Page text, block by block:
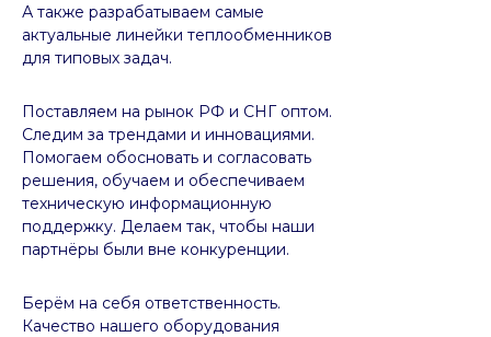
А также разрабатываем самые
актуальные линейки теплообменников
для типовых задач.
Берём на себя ответственность.
Качество нашего оборудования
Поставляем на рынок РФ и СНГ оптом.
Следим за трендами и инновациями.
Помогаем обосновать и согласовать
решения, обучаем и обеспечиваем
техническую информационную
поддержку. Делаем так, чтобы наши
партнёры были вне конкуренции.